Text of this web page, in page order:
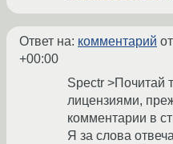
Ответ на: комментарий
+00:00
Spectr >Почитай
лицензиями,
комментарии в
Я за слова